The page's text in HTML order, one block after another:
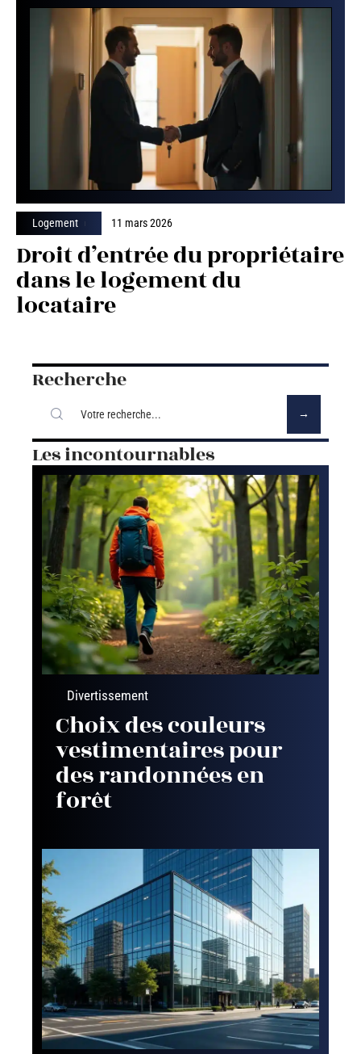
Logement 11 mars 2026
Droit d’entrée du propriétaire
dans le logement du
locataire
Recherche
Les incontournables
Divertissement
Choix des couleurs
vestimentaires pour
des randonnées en
forêt